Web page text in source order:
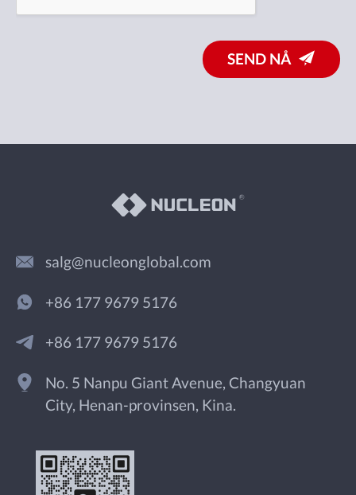
SEND NÅ
salg@nucleonglobal.com
+86 177 9679 5176
+86 177 9679 5176
No. 5 Nanpu Giant Avenue, Changyuan
City, Henan-provinsen, Kina.